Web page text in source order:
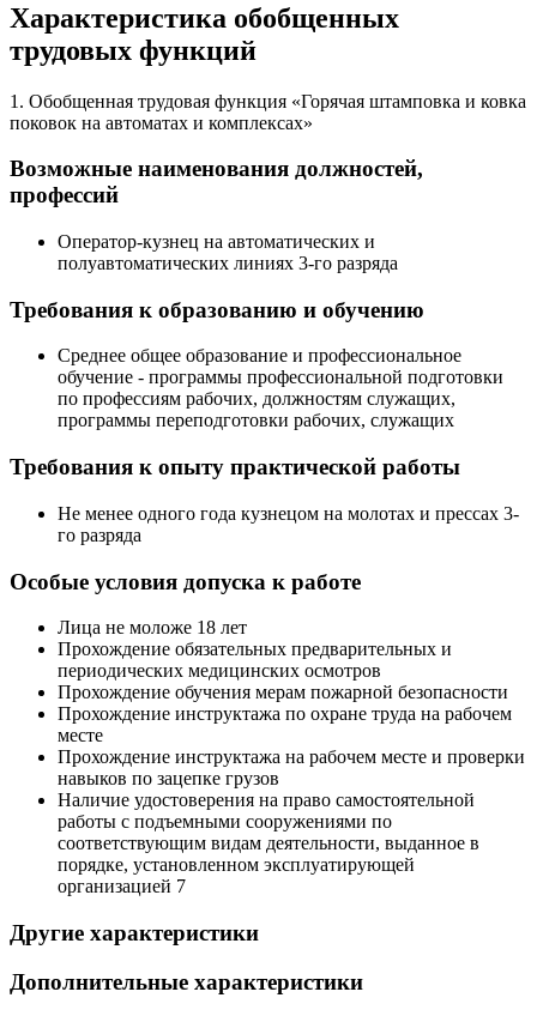
Характеристика обобщенных
трудовых функций
1. Обобщенная трудовая функция «Горячая штамповка и ковка
поковок на автоматах и комплексах»
Возможные наименования должностей,
профессий
Оператор-кузнец на автоматических и
полуавтоматических линиях 3-го разряда
Требования к образованию и обучению
Среднее общее образование и профессиональное
обучение - программы профессиональной подготовки
по профессиям рабочих, должностям служащих,
программы переподготовки рабочих, служащих
Требования к опыту практической работы
Не менее одного года кузнецом на молотах и прессах 3-
го разряда
Особые условия допуска к работе
Лица не моложе 18 лет
Прохождение обязательных предварительных и
периодических медицинских осмотров
Прохождение обучения мерам пожарной безопасности
Прохождение инструктажа по охране труда на рабочем
месте
Прохождение инструктажа на рабочем месте и проверки
навыков по зацепке грузов
Наличие удостоверения на право самостоятельной
работы с подъемными сооружениями по
соответствующим видам деятельности, выданное в
порядке, установленном эксплуатирующей
организацией 7
Другие характеристики
Дополнительные характеристики